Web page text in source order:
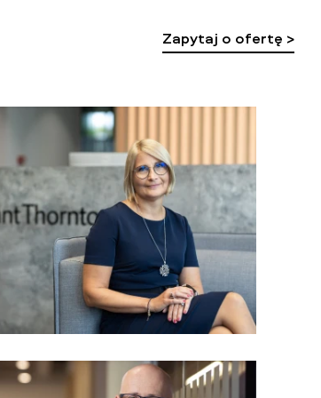
Zapytaj o ofertę >